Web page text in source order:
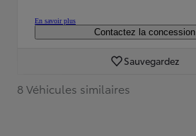
En savoir plus
Contactez la concession
Sauvegardez
8 Véhicules similaires